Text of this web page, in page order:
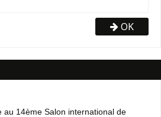
OK
au 14ème Salon international de